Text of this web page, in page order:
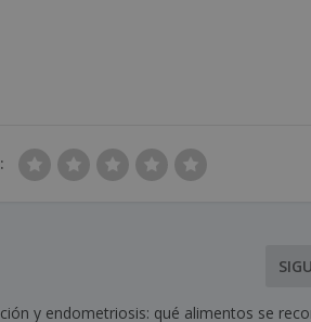
y endometriosis: qué alimentos se